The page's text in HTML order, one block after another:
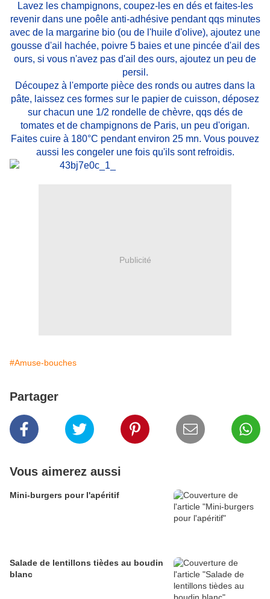
Lavez les champignons, coupez-les en dés et faites-les
revenir dans une poêle anti-adhésive pendant qqs minutes
avec de la margarine bio (ou de l'huile d'olive), ajoutez une
gousse d'ail hachée, poivre 5 baies et une pincée d'ail des
ours, si vous n'avez pas d'ail des ours, ajoutez un peu de
persil.
Découpez à l'emporte pièce des ronds ou autres dans la
pâte, laissez ces formes sur le papier de cuisson, déposez
sur chacun une 1/2 rondelle de chèvre, qqs dés de
tomates et de champignons de Paris, un peu d'origan.
Faites cuire à 180°C pendant environ 25 mn. Vous pouvez
aussi les congeler une fois qu'ils sont refroidis.
Publicité
#Amuse-bouches
Partager
Vous aimerez aussi
Mini-burgers pour l'apéritif
Salade de lentillons tièdes au boudin
blanc